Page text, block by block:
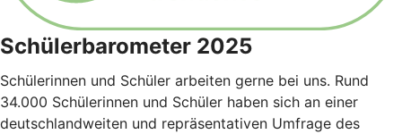
Schülerbarometer 2025
Schülerinnen und Schüler arbeiten gerne bei uns. Rund
34.000 Schülerinnen und Schüler haben sich an einer
deutschlandweiten und repräsentativen Umfrage des